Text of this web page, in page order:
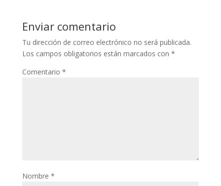
Enviar comentario
Tu dirección de correo electrónico no será publicada.
Los campos obligatorios están marcados con *
Comentario *
Nombre *